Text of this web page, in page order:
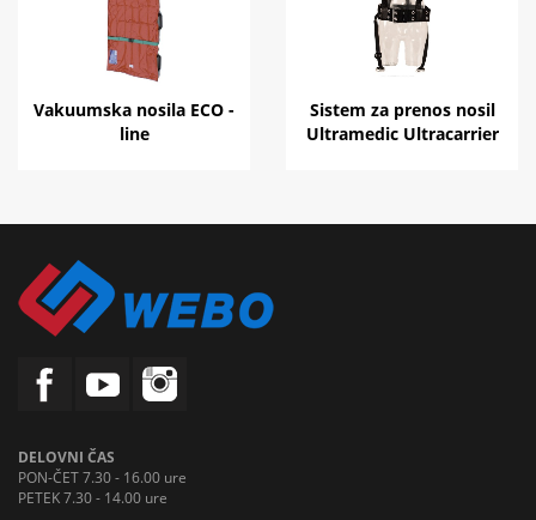
Vakuumska nosila ECO -
line
Sistem za prenos nosil
Ultramedic Ultracarrier
DELOVNI ČAS
PON-ČET 7.30 - 16.00 ure
PETEK 7.30 - 14.00 ure